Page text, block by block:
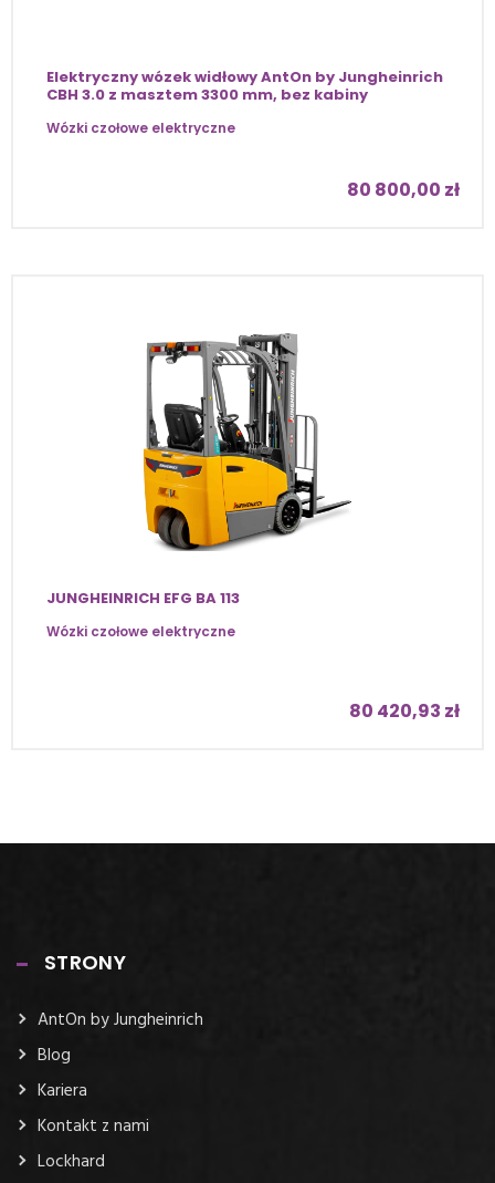
Elektryczny wózek widłowy AntOn by Jungheinrich
CBH 3.0 z masztem 3300 mm, bez kabiny
Wózki czołowe elektryczne
80 800,00 zł
JUNGHEINRICH EFG BA 113
Wózki czołowe elektryczne
80 420,93 zł
STRONY
AntOn by Jungheinrich
Blog
Kariera
Kontakt z nami
Lockhard